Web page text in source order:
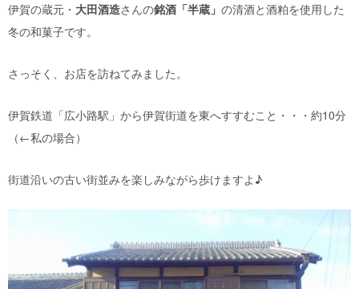
伊賀の蔵元・ 大田酒造さんの銘酒「半蔵」 の清酒と酒粕を使用した
冬の和菓子です。
さっそく、お店を訪ねてみました。
伊賀鉄道「広小路駅」から伊賀街道を東へすすむこと・・・約10分
（←私の場合）
街道沿いの古い街並みを楽しみながら歩けますよ♪